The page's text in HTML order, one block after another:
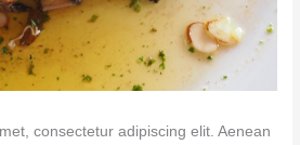
consectetur adipiscing elit. Aenean